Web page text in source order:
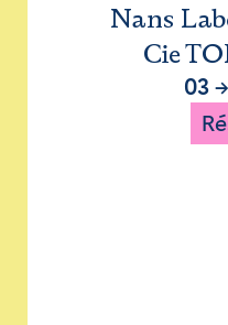
Nans
Cie
03 →